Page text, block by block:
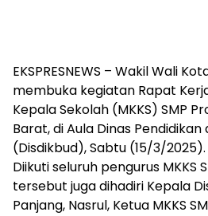
EKSPRESNEWS – Wakil Wali
membuka kegiatan Rapat
Kepala Sekolah (MKKS) SMP
Barat, di Aula Dinas
(Disdikbud), Sabtu (15/3/2025).
Diikuti seluruh pengurus MKKS
tersebut juga dihadiri Kepala
Panjang, Nasrul, Ketua MKKS